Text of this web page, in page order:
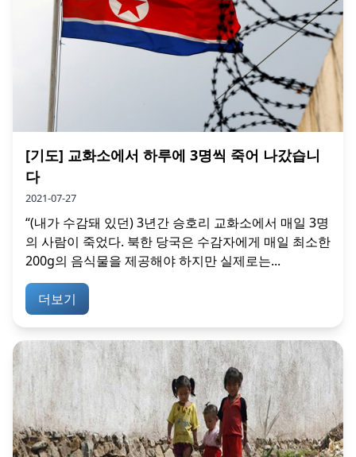
[기도] 교화소에서 하루에 3명씩 죽어 나갔습니
다
2021-07-27
“(내가 수감돼 있던) 3년간 승호리 교화소에서 매일 3명
의 사람이 죽었다. 북한 당국은 수감자에게 매일 최소한
200g의 음식물을 제공해야 하지만 실제로는...
더보기